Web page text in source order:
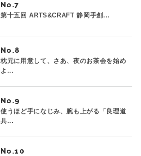
No.
第十五回 ARTS&CRAFT 静岡手創...
No.
枕元に用意して、さあ、夜のお茶会を始め
よ...
No.
使うほど手になじみ、腕も上がる「良理道
具...
No.